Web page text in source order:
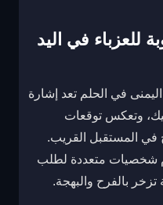
للعزباء في اليد
في الحلم تعد إشارة
وتعكس توقعات
في المستقبل القريب.
شخصيات متعددة لطلب
تزخر بالفرح والبهجة.